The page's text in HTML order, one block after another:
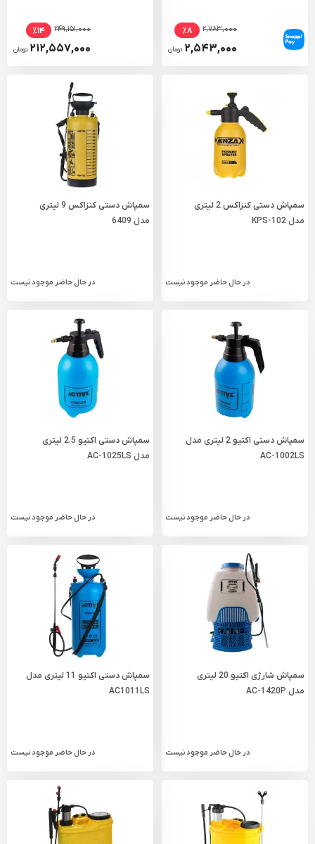
۲,۷۸۳,۰۰۰ ٪۸
۲,۵۴۳,۰۰۰ تومان
۲۴۹,۱۵۱,۰۰۰ ٪۱۴
۲۱۲,۵۵۷,۰۰۰ تومان
سمپاش دستی کنزاکس 2 لیتری
مدل KPS-102
در حال حاضر موجود نیست
سمپاش دستی کنزاکس 9 لیتری
مدل 6409
در حال حاضر موجود نیست
سمپاش دستی اکتیو 2 لیتری مدل
AC-1002LS
در حال حاضر موجود نیست
سمپاش دستی اکتیو 2.5 لیتری
مدل AC-1025LS
در حال حاضر موجود نیست
سمپاش شارژی اکتیو 20 لیتری
مدل AC-1420P
در حال حاضر موجود نیست
سمپاش دستی اکتیو 11 لیتری مدل
AC1011LS
در حال حاضر موجود نیست